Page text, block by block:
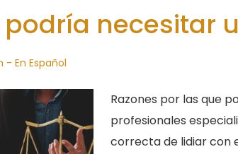
necesitar
- En Español
Razones por las que
profesionales
correcta de lidiar con